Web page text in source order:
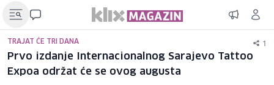
TRAJAT ĆE TRI DANA 1
Prvo izdanje Internacionalnog Sarajevo Tattoo
Expoa održat će se ovog augusta